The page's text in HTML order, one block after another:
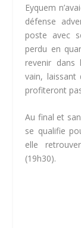
Eyquem
défense
poste avec
perdu en
revenir dans
vain, laissant
profiteront
Au final et
se qualifie
elle
(19h30).